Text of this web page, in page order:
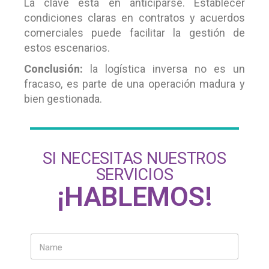
La clave está en anticiparse. Establecer
condiciones claras en contratos y acuerdos
comerciales puede facilitar la gestión de
estos escenarios.
Conclusión: la logística inversa no es un
fracaso, es parte de una operación madura y
bien gestionada.
SI NECESITAS NUESTROS
SERVICIOS
¡HABLEMOS!
N
m